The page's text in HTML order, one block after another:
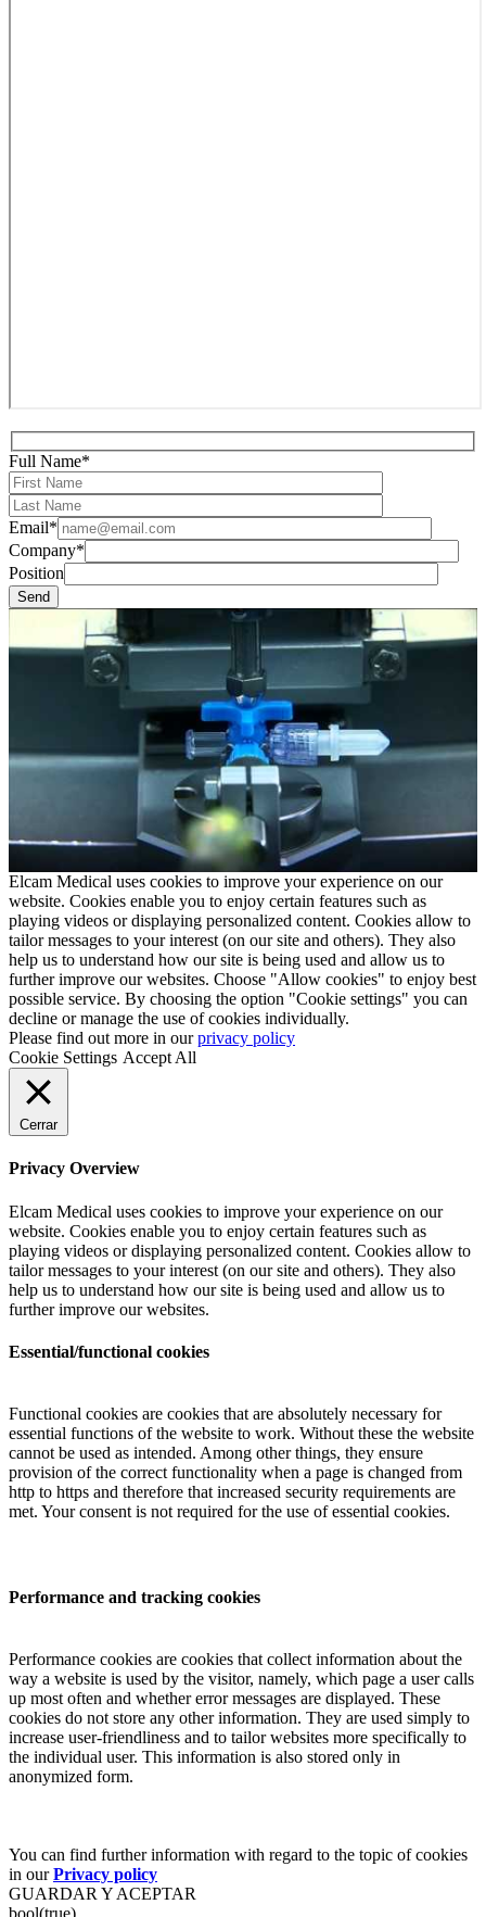
Full Name*
Email*
Company*
Position
Elcam Medical uses cookies to improve your experience on our
website. Cookies enable you to enjoy certain features such as
playing videos or displaying personalized content. Cookies allow to
tailor messages to your interest (on our site and others). They also
help us to understand how our site is being used and allow us to
further improve our websites. Choose "Allow cookies" to enjoy best
possible service. By choosing the option "Cookie settings" you can
decline or manage the use of cookies individually.
Please find out more in ourprivacy policy
Cookie Settings Accept All
Cerrar
Privacy Overview
Elcam Medical uses cookies to improve your experience on our
website. Cookies enable you to enjoy certain features such as
playing videos or displaying personalized content. Cookies allow to
tailor messages to your interest (on our site and others). They also
help us to understand how our site is being used and allow us to
further improve our websites.
Essential/functional cookies
Functional cookies are cookies that are absolutely necessary for
essential functions of the website to work. Without these the website
cannot be used as intended. Among other things, they ensure
provision of the correct functionality when a page is changed from
http to https and therefore that increased security requirements are
met. Your consent is not required for the use of essential cookies.
Performance and tracking cookies
Performance cookies are cookies that collect information about the
way a website is used by the visitor, namely, which page a user calls
up most often and whether error messages are displayed. These
cookies do not store any other information. They are used simply to
increase user-friendliness and to tailor websites more specifically to
the individual user. This information is also stored only in
anonymized form.
You can find further information with regard to the topic of cookies
in ourPrivacy policy
GUARDAR Y ACEPTAR
bool(true)